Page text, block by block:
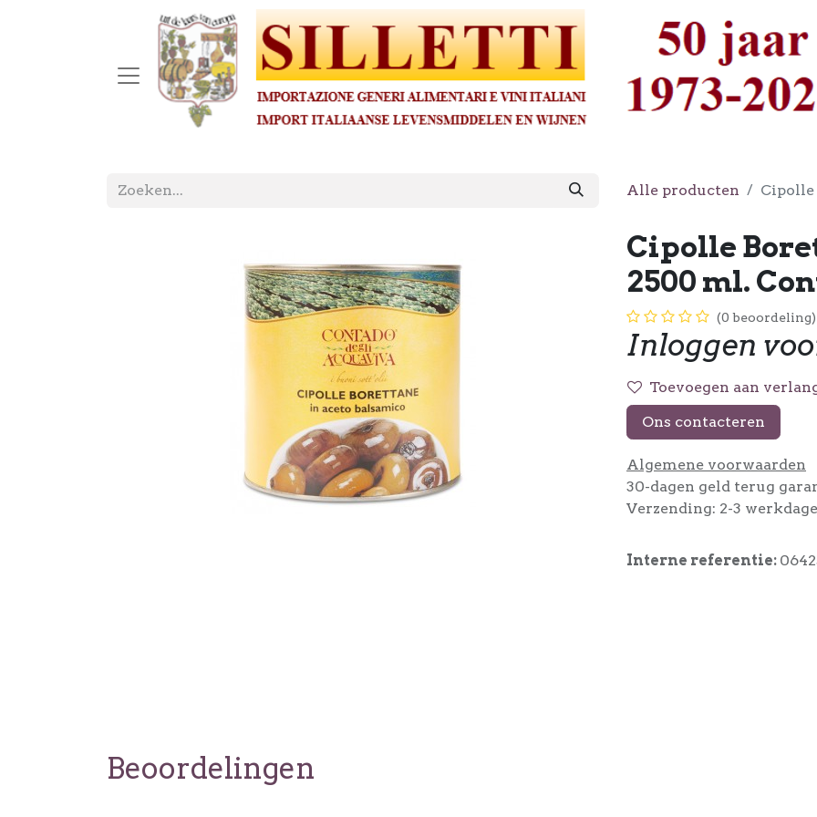
Alle producten Cipolle
Cipolle
2500 ml.
(0 beoordeling)
Inloggen
Toevoegen aan
Ons contacteren
Algemene voorwaarden
30-dagen geld terug
Verzending: 2-3
Interne referentie:
Beoordelingen